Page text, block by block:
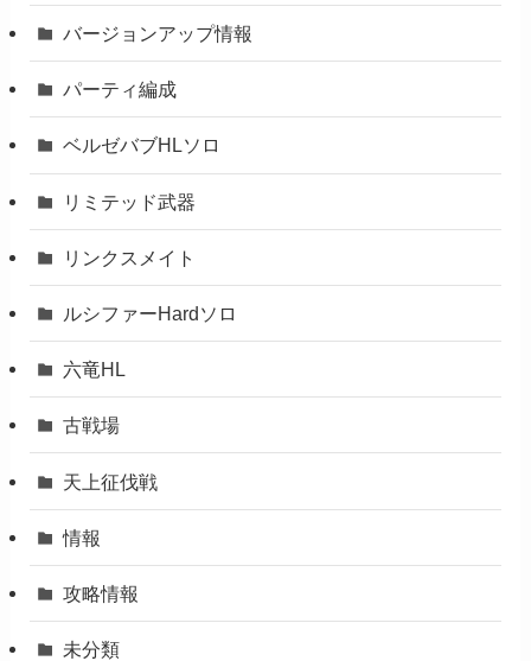
バージョンアップ情報
パーティ編成
ベルゼバブHLソロ
リミテッド武器
リンクスメイト
ルシファーHardソロ
六竜HL
古戦場
天上征伐戦
情報
攻略情報
未分類